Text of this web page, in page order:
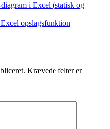
i Excel (statisk og
opslagsfunktion
Krævede felter er